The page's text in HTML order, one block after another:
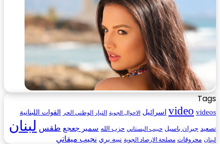
Tags
video videos اسرائيل الاحوال الجوية التيار الوطني الحر القوات اللبنانية
تصعيد جبران باسيل حبيب البستاني حزب الله سمير جعجع طقس لبنان
لينان محروقات مصلحة الارصاد الجوية نبيه بري نجيب ميقاتي